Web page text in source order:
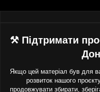
⚒ Підтримати
Якщо цей матеріал був для
розвиток нашого
продовжувати збирати,